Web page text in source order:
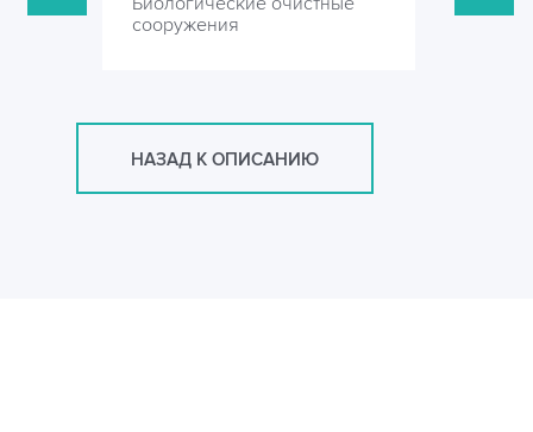
сооружения
НАЗАД К ОПИСАНИЮ